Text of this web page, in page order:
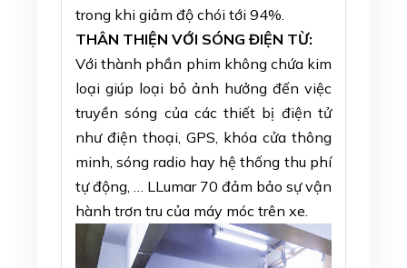
trong khi giảm độ chói tới 94%.
THÂN THIỆN VỚI SÓNG ĐIỆN TỪ:
Với thành phần phim không chứa kim
loại giúp loại bỏ ảnh hưởng đến việc
truyền sóng của các thiết bị điện tử
như điện thoại, GPS, khóa cửa thông
minh, sóng radio hay hệ thống thu phí
tự động, … LLumar 70 đảm bảo sự vận
hành trơn tru của máy móc trên xe.